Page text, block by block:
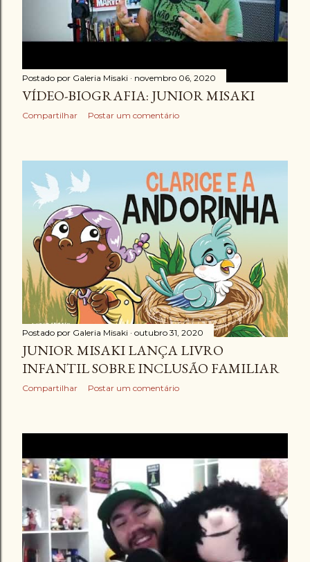
Postado por Galeria Misaki novembro 06, 2020
VÍDEO-BIOGRAFIA: JUNIOR MISAKI
Compartilhar Postar um comentário
Postado por Galeria Misaki outubro 31, 2020
JUNIOR MISAKI LANÇA LIVRO
INFANTIL SOBRE INCLUSÃO FAMILIAR
Compartilhar Postar um comentário